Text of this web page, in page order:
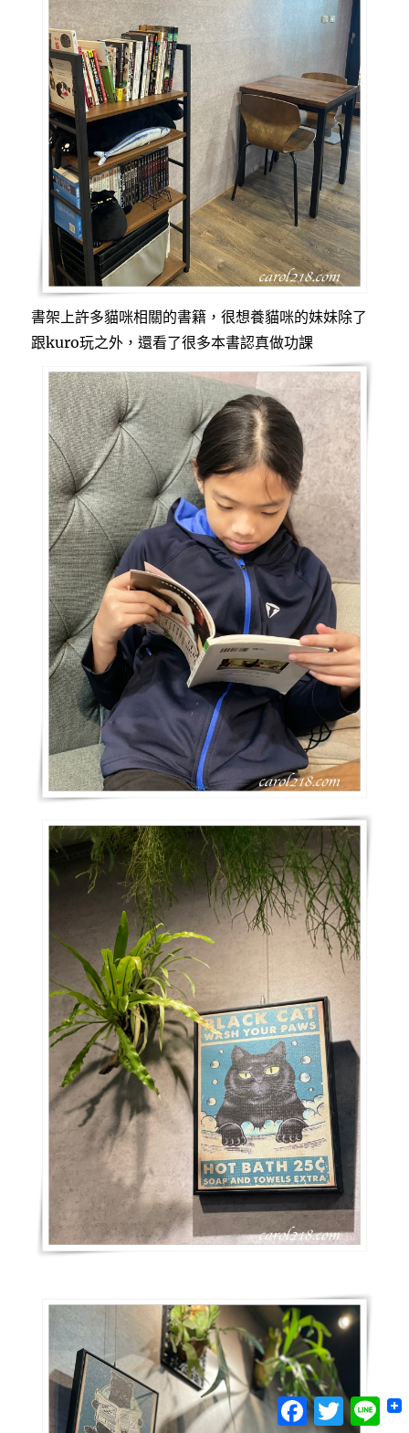
書架上許多貓咪相關的書籍，很想養貓咪的妹妹除了
跟kuro玩之外，還看了很多本書認真做功課
Facebook
Twitter